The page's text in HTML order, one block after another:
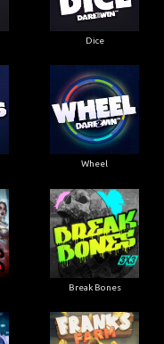
Dice
Wheel
Break Bones